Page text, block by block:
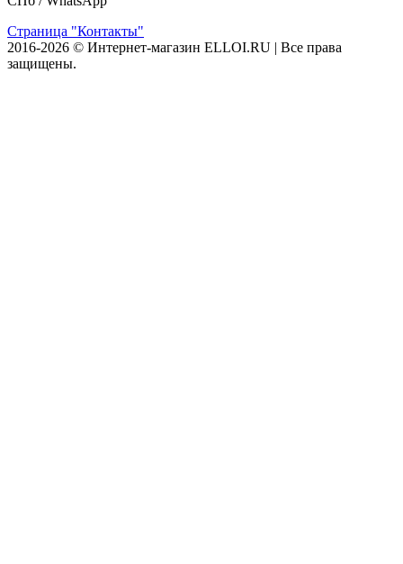
Страница "Контакты"
2016-2026 © Интернет-магазин ELLOI.RU | Все права
защищены.